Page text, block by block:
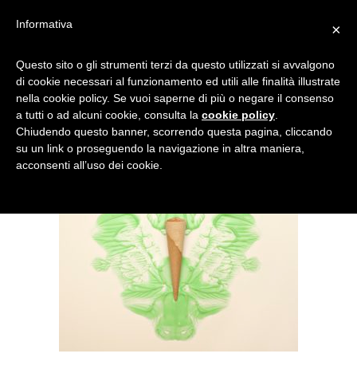
GELATO – RORSCHACH
×
Informativa
Questo sito o gli strumenti terzi da questo utilizzati si avvalgono
di cookie necessari al funzionamento ed utili alle finalità illustrate
nella cookie policy. Se vuoi saperne di più o negare il consenso
a tutti o ad alcuni cookie, consulta la cookie policy
Chiudendo questo banner, scorrendo questa pagina, cliccando
su un link o proseguendo la navigazione in altra maniera,
acconsenti all’uso dei cookie.